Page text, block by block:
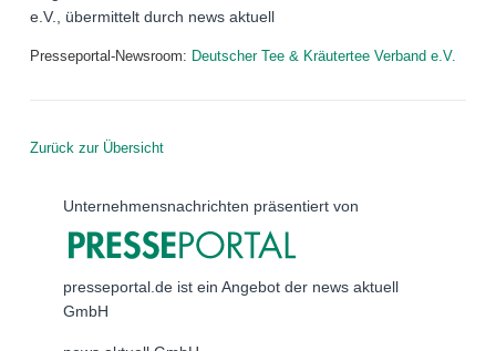
e.V., übermittelt durch news aktuell
Presseportal-Newsroom: Deutscher Tee & Kräutertee Verband e.V.
Zurück zur Übersicht
Unternehmensnachrichten präsentiert von
presseportal.de ist ein Angebot der news aktuell
GmbH